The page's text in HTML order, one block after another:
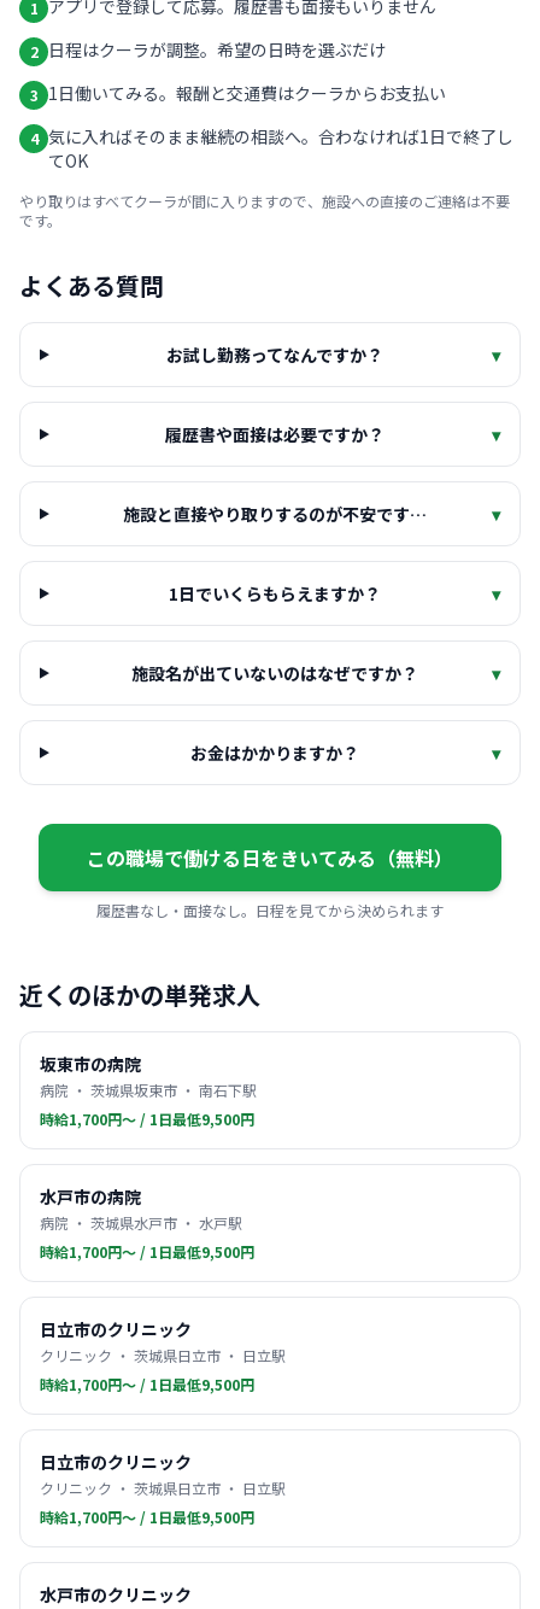
1 アプリで登録して応募。履歴書も面接もいりません
2 日程はクーラが調整。希望の日時を選ぶだけ
3 1日働いてみる。報酬と交通費はクーラからお支払い
4 気に入ればそのまま継続の相談へ。合わなければ1日で終了し
てOK
やり取りはすべてクーラが間に入りますので、施設への直接のご連絡は不要
です。
よくある質問
お試し勤務ってなんですか？ ▾
履歴書や面接は必要ですか？ ▾
施設と直接やり取りするのが不安です… ▾
1日でいくらもらえますか？ ▾
施設名が出ていないのはなぜですか？ ▾
お金はかかりますか？ ▾
この職場で働ける日をきいてみる（無料）
履歴書なし・面接なし。日程を見てから決められます
近くのほかの単発求人
坂東市の病院
病院 ・ 茨城県坂東市 ・ 南石下駅
時給1,700円〜 / 1日最低9,500円
水戸市の病院
病院 ・ 茨城県水戸市 ・ 水戸駅
時給1,700円〜 / 1日最低9,500円
日立市のクリニック
クリニック ・ 茨城県日立市 ・ 日立駅
時給1,700円〜 / 1日最低9,500円
日立市のクリニック
クリニック ・ 茨城県日立市 ・ 日立駅
時給1,700円〜 / 1日最低9,500円
水戸市のクリニック